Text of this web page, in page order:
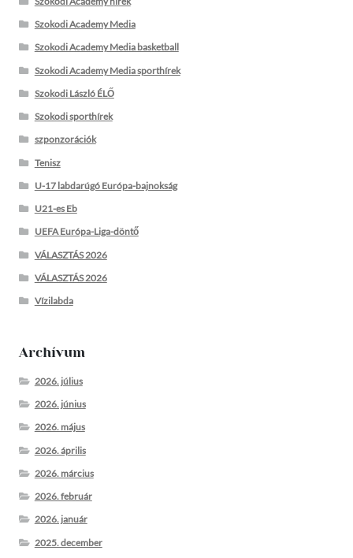
Szokodi Academy Media
Szokodi Academy Media basketball
Szokodi Academy Media sporthírek
Szokodi László ÉLŐ
Szokodi sporthírek
szponzorációk
Tenisz
U-17 labdarúgó Európa-bajnokság
U21-es Eb
UEFA Európa-Liga-döntő
VÁLASZTÁS 2026
VÁLASZTÁS 2026
Vízilabda
Archívum
2026. július
2026. június
2026. május
2026. április
2026. március
2026. február
2026. január
2025. december